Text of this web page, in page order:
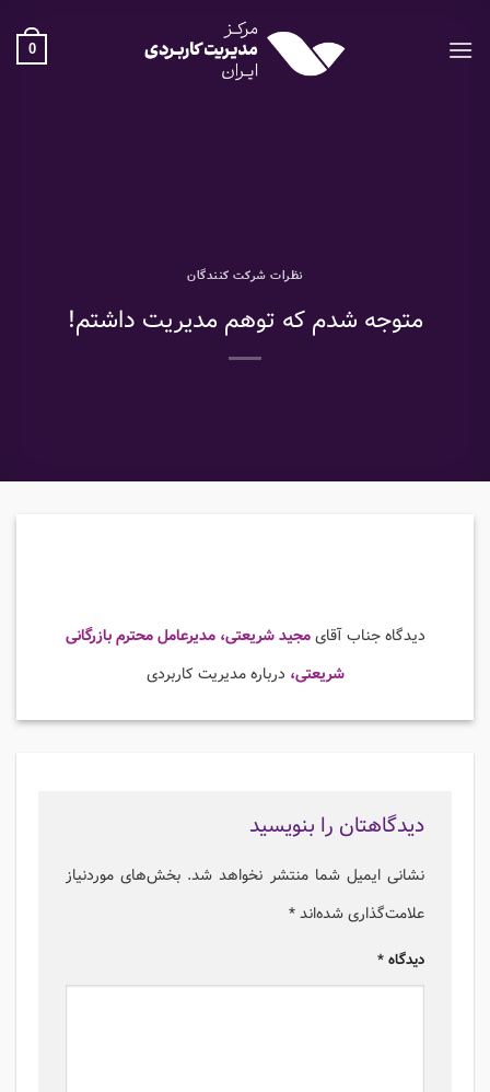
content
0
نظرات شرکت کنندگان
متوجه شدم که توهم مدیریت داشتم!
دیدگاه جناب آقایمجید شریعتی، مدیرعامل محترم بازرگانی
شریعتی، درباره مدیریت کاربردی
دیدگاهتان را بنویسید
نشانی ایمیل شما منتشر نخواهد شد. بخش‌های موردنیاز
علامت‌گذاری شده‌اند*
دیدگاه *